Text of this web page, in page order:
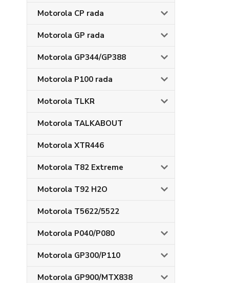
Motorola CP rada
Motorola GP rada
Motorola GP344/GP388
Motorola P100 rada
Motorola TLKR
Motorola TALKABOUT
Motorola XTR446
Motorola T82 Extreme
Motorola T92 H2O
Motorola T5622/5522
Motorola P040/P080
Motorola GP300/P110
Motorola GP900/MTX838